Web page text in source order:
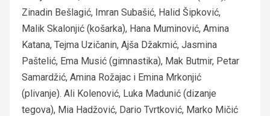
Zinadin Bešlagić, Imran Subašić, Halid Šipković,
Malik Skalonjić (košarka), Hana Muminović, Amina
Katana, Tejma Uzičanin, Ajša Džakmić, Jasmina
Paštelić, Ema Musić (gimnastika), Mak Butmir, Petar
Samardžić, Amina Rožajac i Emina Mrkonjić
(plivanje). Ali Kolenović, Luka Madunić (dizanje
tegova), Mia Hadžović, Dario Tvrtković, Marko Mičić